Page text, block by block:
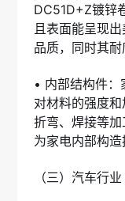
DC51D+Z镀锌
且表面能呈现
品质，同时其耐
• 内部结构件：
对材料的强度
折弯、焊接等加
为家电内部构造
（三）汽车行业